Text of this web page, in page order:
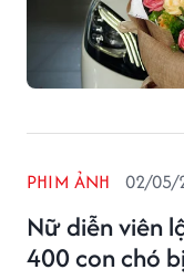
Nữ diễn viên
400 con chó
PHIM ẢNH 02/05/